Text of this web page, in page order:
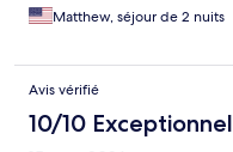
Matthew, séjour de 2 nuits
Avis vérifié
10/10 Exceptionnel